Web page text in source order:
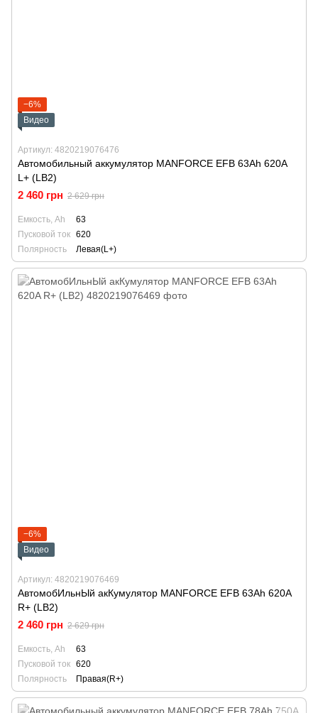
−6%
Видео
Артикул: 4820219076476
Автомобильный аккумулятор MANFORCE EFB 63Ah 620A
L+ (LB2)
2 460 грн 2 629 грн
Емкость, Ah
63
Пусковой ток 620
Полярность
Левая(L+)
−6%
Видео
Артикул: 4820219076469
АвтомобИльнЫй акКумулятор MANFORCE EFB 63Ah 620A
R+ (LB2)
2 460 грн 2 629 грн
Емкость, Ah
63
Пусковой ток 620
Полярность
Правая(R+)